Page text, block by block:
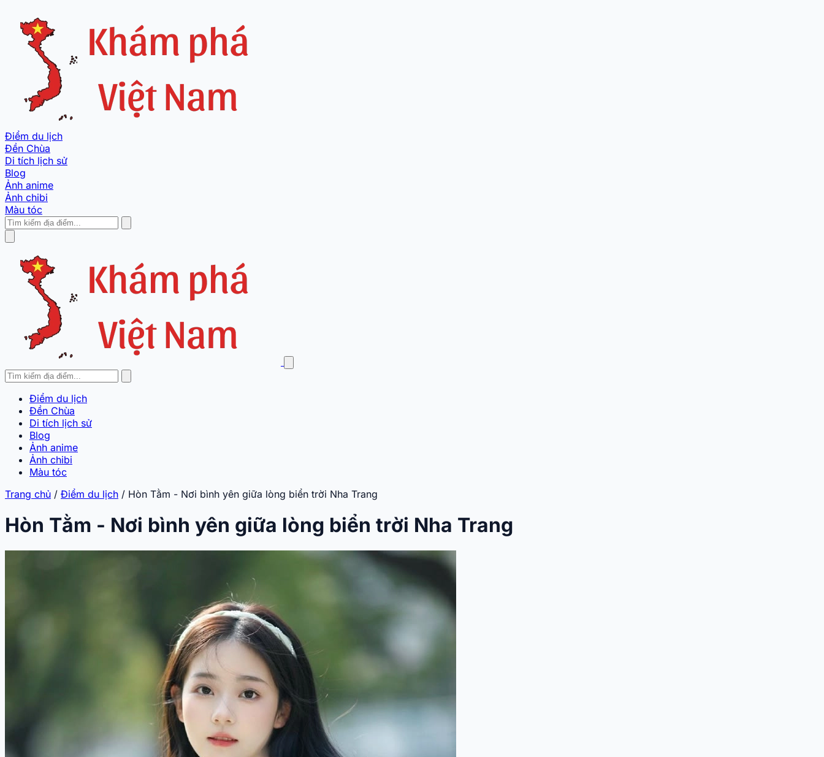
Điểm du lịch
Đền Chùa
Di tích lịch sử
Blog
Ảnh anime
Ảnh chibi
Màu tóc
Điểm du lịch
Đền Chùa
Di tích lịch sử
Blog
Ảnh anime
Ảnh chibi
Màu tóc
Trang chủ / Điểm du lịch / Hòn Tằm - Nơi bình yên giữa lòng biển trời Nha Trang
Hòn Tằm - Nơi bình yên giữa lòng biển trời Nha Trang